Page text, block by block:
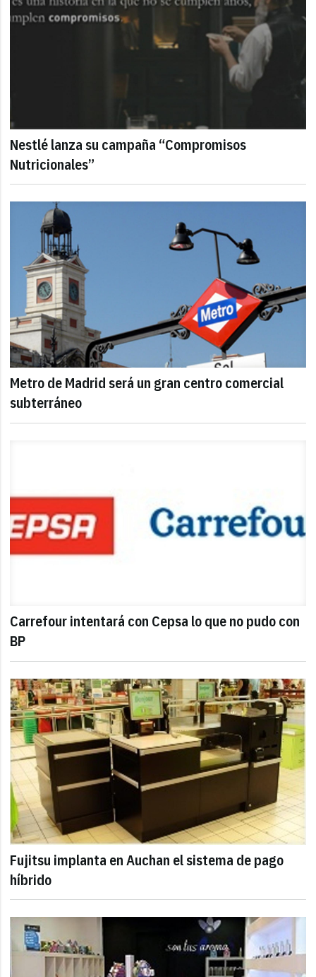
Nestlé lanza su campaña “Compromisos
Nutricionales”
Metro de Madrid será un gran centro comercial
subterráneo
Carrefour intentará con Cepsa lo que no pudo con
BP
Fujitsu implanta en Auchan el sistema de pago
híbrido